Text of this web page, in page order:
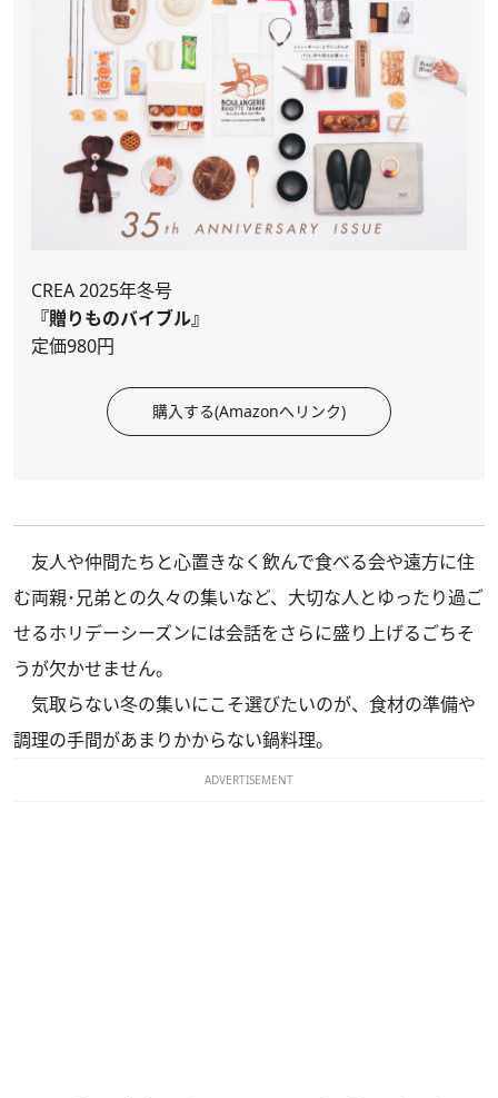
CREA 2025年冬号
『贈りものバイブル』
定価980円
購入する(Amazonへリンク)
友人や仲間たちと心置きなく飲んで食べる会や遠方に住
む両親･兄弟との久々の集いなど、大切な人とゆったり過ご
せるホリデーシーズンには会話をさらに盛り上げるごちそ
うが欠かせません。
気取らない冬の集いにこそ選びたいのが、食材の準備や
調理の手間があまりかからない鍋料理。
ADVERTISEMENT